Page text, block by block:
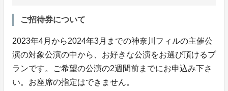
ご招待券について
2023年4月から2024年3月までの神奈川フィルの主催公
演の対象公演の中から、お好きな公演をお選び頂けるプ
ランです。ご希望の公演の2週間前までにお申込み下さ
い。お座席の指定はできません。